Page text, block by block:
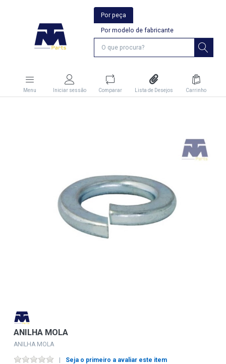
Por peça
Por modelo de fabricante
Menu Iniciar sessão Comparar Lista de Desejos Carrinho
ANILHA MOLA
ANILHA MOLA
Seja o primeiro a avaliar este item